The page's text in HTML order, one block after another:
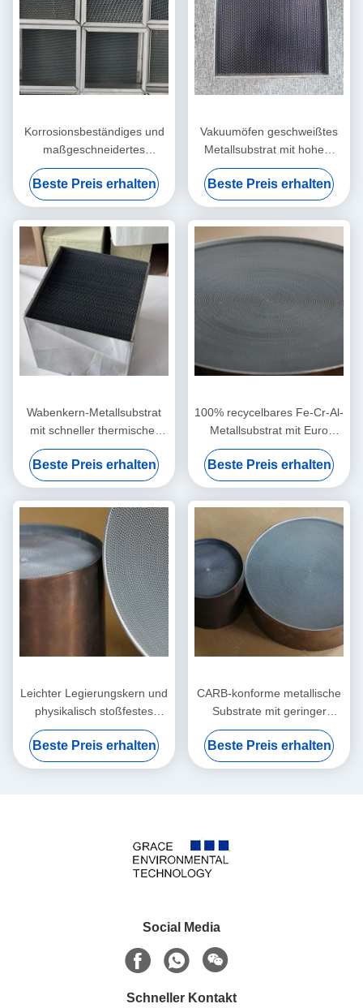
Korrosionsbeständiges und
maßgeschneidertes
metallisches Substrat mit
quadratischer Geometrie für
die Schiffsabgasbehandlung
Beste Preis erhalten
Vakuumöfen geschweißtes
Metallsubstrat mit hohem
Durchfluss für eine große
Gasmenge
Beste Preis erhalten
Wabenkern-Metallsubstrat
mit schneller thermischer
Reaktion für
Hochleistungsabgassysteme
Beste Preis erhalten
100% recycelbares Fe-Cr-Al-
Metallsubstrat mit Euro
2/3/4/5/6 Konformität und
anpassbarer Zelldichte
Beste Preis erhalten
Leichter Legierungskern und
physikalisch stoßfestes
Metallsubstrat mit extrem
niedrigem Gegendruck zur
Emissionskontrolle
Beste Preis erhalten
CARB-konforme metallische
Substrate mit geringer
thermischer Masse für
umweltfreundliche
Tuningfahrzeuge
Beste Preis erhalten
Social Media
Schneller Kontakt